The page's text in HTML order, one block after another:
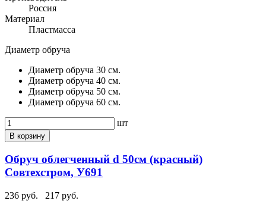
Россия
Материал
Пластмасса
Диаметр обруча
Диаметр обруча 30 см.
Диаметр обруча 40 см.
Диаметр обруча 50 см.
Диаметр обруча 60 см.
шт
В корзину
Обруч облегченный d 50см (красный)
Совтехстром, У691
236 руб.
217 руб.